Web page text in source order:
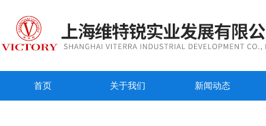
首页 关于我们 新闻动态